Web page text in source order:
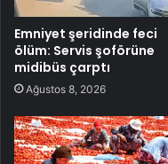
Emniyet şeridinde feci
ölüm: Servis şoförüne
midibüs çarptı
Ağustos 8, 2026